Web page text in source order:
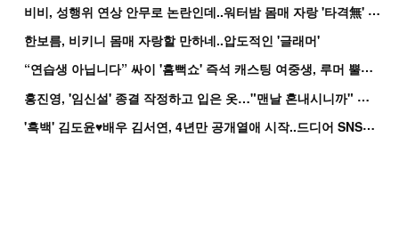
비
비, 성행위 연상 안무로 논란인데..워터밤 몸매 자랑 '타격無' 근황
한보름, 비키니 몸매 자랑할 만하네..압도적인 '글래머'
“
연습생 아닙니다” 싸이 '흠뻑쇼' 즉석 캐스팅 여중생, 루머 뿔났다[Oh!쎈 이...
홍
진영, '임신설' 종결 작정하고 입은 옷…"맨날 혼내시니까" 억울
'
흑백' 김도윤♥배우 김서연, 4년만 공개열애 시작..드디어 SNS에 노출 [핫피...